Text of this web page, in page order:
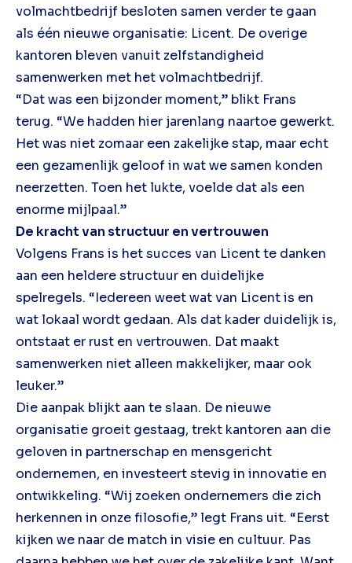
volmachtbedrijf besloten samen verder te gaan
als één nieuwe organisatie: Licent. De overige
kantoren bleven vanuit zelfstandigheid
samenwerken met het volmachtbedrijf.
“Dat was een bijzonder moment,” blikt Frans
terug. “We hadden hier jarenlang naartoe gewerkt.
Het was niet zomaar een zakelijke stap, maar echt
een gezamenlijk geloof in wat we samen konden
neerzetten. Toen het lukte, voelde dat als een
enorme mijlpaal.”
De kracht van structuur en vertrouwen
Volgens Frans is het succes van Licent te danken
aan een heldere structuur en duidelijke
spelregels. “Iedereen weet wat van Licent is en
wat lokaal wordt gedaan. Als dat kader duidelijk is,
ontstaat er rust en vertrouwen. Dat maakt
samenwerken niet alleen makkelijker, maar ook
leuker.”
Die aanpak blijkt aan te slaan. De nieuwe
organisatie groeit gestaag, trekt kantoren aan die
geloven in partnerschap en mensgericht
ondernemen, en investeert stevig in innovatie en
ontwikkeling. “Wij zoeken ondernemers die zich
herkennen in onze filosofie,” legt Frans uit. “Eerst
kijken we naar de match in visie en cultuur. Pas